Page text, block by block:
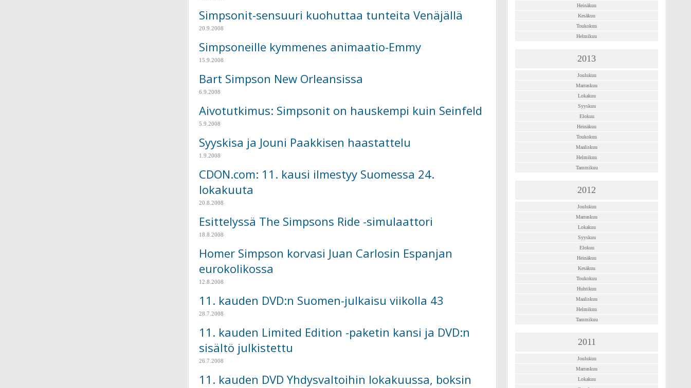
Simpsonit-sensuuri kuohuttaa tunteita Venäjällä
20.9.2008
Simpsoneille kymmenes animaatio-Emmy
15.9.2008
Bart Simpson New Orleansissa
6.9.2008
Aivotutkimus: Simpsonit on hauskempi kuin Seinfeld
5.9.2008
Syyskisa ja Jouni Paakkisen haastattelu
1.9.2008
CDON.com: 11. kausi ilmestyy Suomessa 24.
lokakuuta
20.8.2008
Esittelyssä The Simpsons Ride -simulaattori
18.8.2008
Homer Simpson korvasi Juan Carlosin Espanjan
eurokolikossa
12.8.2008
11. kauden DVD:n Suomen-julkaisu viikolla 43
28.7.2008
11. kauden Limited Edition -paketin kansi ja DVD:n
sisältö julkistettu
26.7.2008
11. kauden DVD Yhdysvaltoihin lokakuussa, boksin
Heinäkuu
Kesäkuu
Toukokuu
Helmikuu
2013
Joulukuu
Marraskuu
Lokakuu
Syyskuu
Elokuu
Heinäkuu
Toukokuu
Maaliskuu
Helmikuu
Tammikuu
2012
Joulukuu
Marraskuu
Lokakuu
Syyskuu
Elokuu
Heinäkuu
Kesäkuu
Toukokuu
Huhtikuu
Maaliskuu
Helmikuu
Tammikuu
2011
Joulukuu
Marraskuu
Lokakuu